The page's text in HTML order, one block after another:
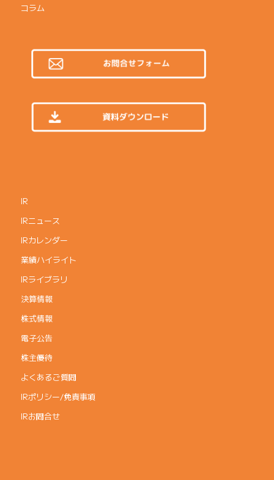
コラム
IR
IRニュース
IRカレンダー
業績ハイライト
IRライブラリ
決算情報
株式情報
電子公告
株主優待
よくあるご質問
IRポリシー/免責事項
IRお問合せ